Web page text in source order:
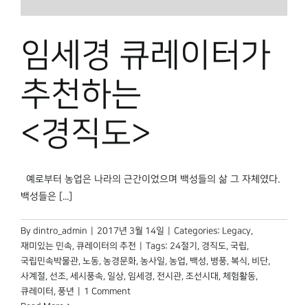
임세경 큐레이터가
추천하는
<경직도>
예로부터 농업은 나라의 근간이었으며 백성들의 삶 그 자체였다.
백성들은 [...]
By dintro_admin 2017년 3월 14일 Categories: Legacy,
재미있는 민속, 큐레이터의 추천 Tags: 24절기 , 경직도, 국립,
국립민속박물관, 노동, 농경문화, 농사일, 농업, 백성, 병풍, 복식, 비단,
사계절, 선조, 세시풍속, 일상, 임세경, 전시관, 조선시대 , 체험활동,
큐레이터 , 풍년
1 Comment